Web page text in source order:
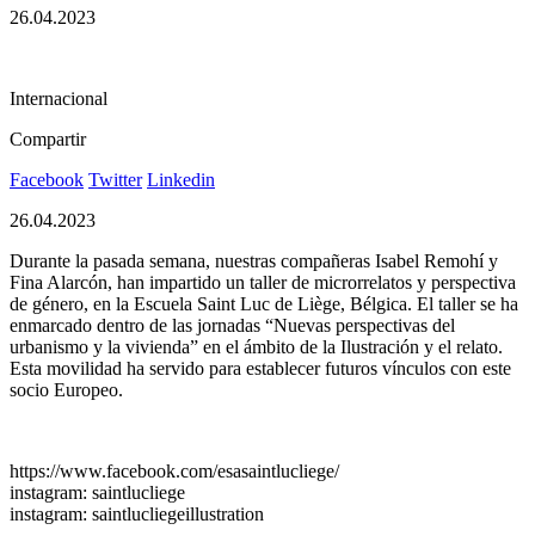
26.04.2023
Internacional
Compartir
Facebook Twitter Linkedin
26.04.2023
Durante la pasada semana, nuestras compañeras Isabel Remohí y
Fina Alarcón, han impartido un taller de microrrelatos y perspectiva
de género, en la Escuela Saint Luc de Liège, Bélgica. El taller se ha
enmarcado dentro de las jornadas “Nuevas perspectivas del
urbanismo y la vivienda” en el ámbito de la Ilustración y el relato.
Esta movilidad ha servido para establecer futuros vínculos con este
socio Europeo.
https://www.facebook.com/esasaintlucliege/
instagram: saintlucliege
instagram: saintlucliegeillustration